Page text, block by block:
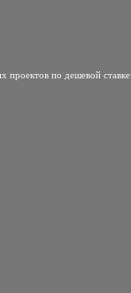
проектов по дешевой ставке